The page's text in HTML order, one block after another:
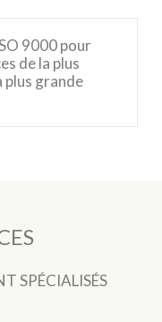
9000 pour
de la plus
plus grande
SPÉCIALISÉS